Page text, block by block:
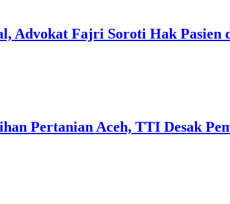
Advokat Fajri Soroti Hak Pasien
Pertanian Aceh, TTI Desak